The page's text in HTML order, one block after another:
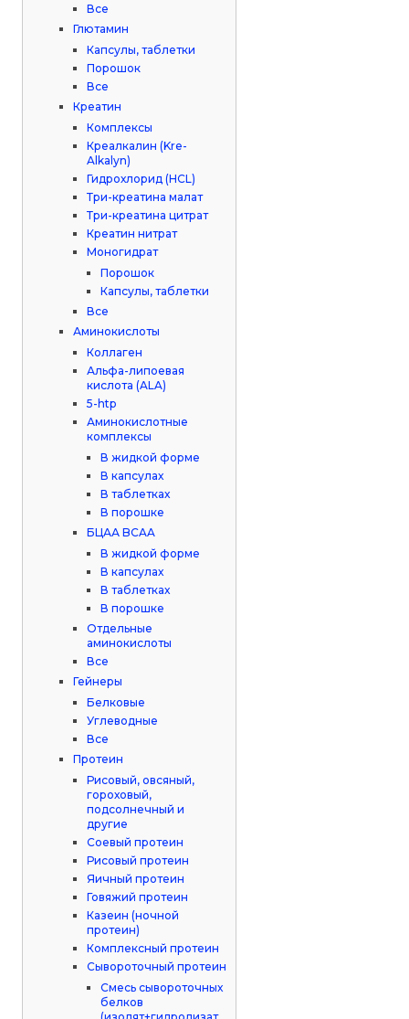
Все
Глютамин
Капсулы, таблетки
Порошок
Все
Креатин
Комплексы
Креалкалин (Kre-
Alkalyn)
Гидрохлорид (HCL)
Три-креатина малат
Три-креатина цитрат
Креатин нитрат
Моногидрат
Порошок
Капсулы, таблетки
Все
Аминокислоты
Коллаген
Альфа-липоевая
кислота (ALA)
5-htp
Аминокислотные
комплексы
В жидкой форме
В капсулах
В таблетках
В порошке
БЦАА BCAA
В жидкой форме
В капсулах
В таблетках
В порошке
Отдельные
аминокислоты
Все
Гейнеры
Белковые
Углеводные
Все
Протеин
Рисовый, овсяный,
гороховый,
подсолнечный и
другие
Соевый протеин
Рисовый протеин
Яичный протеин
Говяжий протеин
Казеин (ночной
протеин)
Комплексный протеин
Сывороточный протеин
Смесь сывороточных
белков